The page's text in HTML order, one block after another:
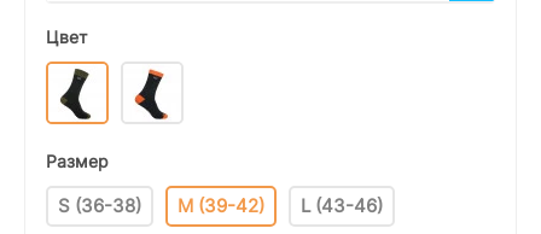
Цвет
Размер
S (36-38) M (39-42) L (43-46)